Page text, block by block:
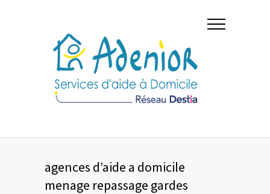
agences d’aide a domicile
menage repassage gardes